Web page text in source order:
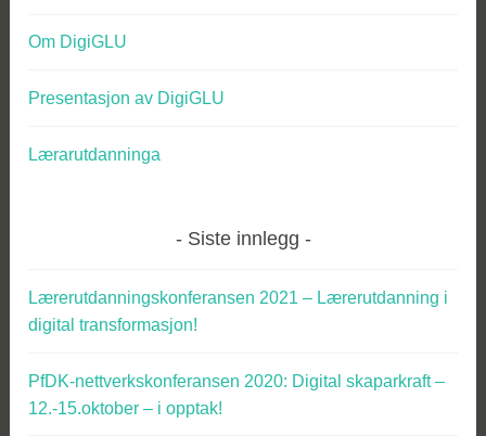
Om DigiGLU
Presentasjon av DigiGLU
Lærarutdanninga
Siste innlegg
Lærerutdanningskonferansen 2021 – Lærerutdanning i
digital transformasjon!
PfDK-nettverkskonferansen 2020: Digital skaparkraft –
12.-15.oktober – i opptak!